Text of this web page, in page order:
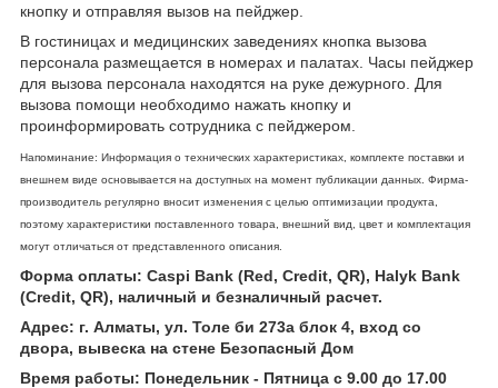
кнопку и отправляя вызов на пейджер.
В гостиницах и медицинских заведениях кнопка вызова
персонала размещается в номерах и палатах. Часы пейджер
для вызова персонала находятся на руке дежурного. Для
вызова помощи необходимо нажать кнопку и
проинформировать сотрудника с пейджером.
Напоминание: Информация о технических характеристиках, комплекте поставки и
внешнем виде основывается на доступных на момент публикации данных. Фирма-
производитель регулярно вносит изменения с целью оптимизации продукта,
поэтому характеристики поставленного товара, внешний вид, цвет и комплектация
могут отличаться от представленного описания.
Форма оплаты: Caspi Bank (Red, Credit, QR), Halyk Bank
(Credit, QR), наличный и безналичный расчет.
Адрес: г. Алматы, ул. Толе би 273а блок 4, вход со
двора, вывеска на стене Безопасный Дом
Время работы: Понедельник - Пятница с 9.00 до 17.00